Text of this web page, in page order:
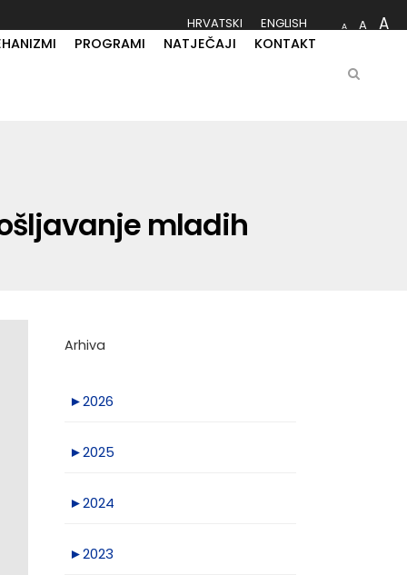
HRVATSKI ENGLISH A A A
PROGRAMI NATJEČAJI KONTAKT
mladih
Arhiva
►2026
►2025
►2024
►2023